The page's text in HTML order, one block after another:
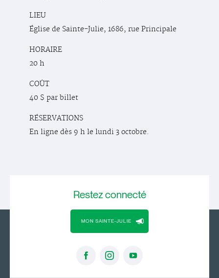
LIEU
Église de Sainte-Julie, 1686, rue Principale
HORAIRE
20 h
COÛT
40 $ par billet
RÉSERVATIONS
En ligne dès 9 h le lundi 3 octobre.
Restezconnecté
MON SAINTE-JULIE